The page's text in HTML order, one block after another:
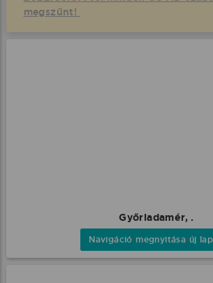
megszűnt!
Győrladamér, .
Navigáció megnyitása új